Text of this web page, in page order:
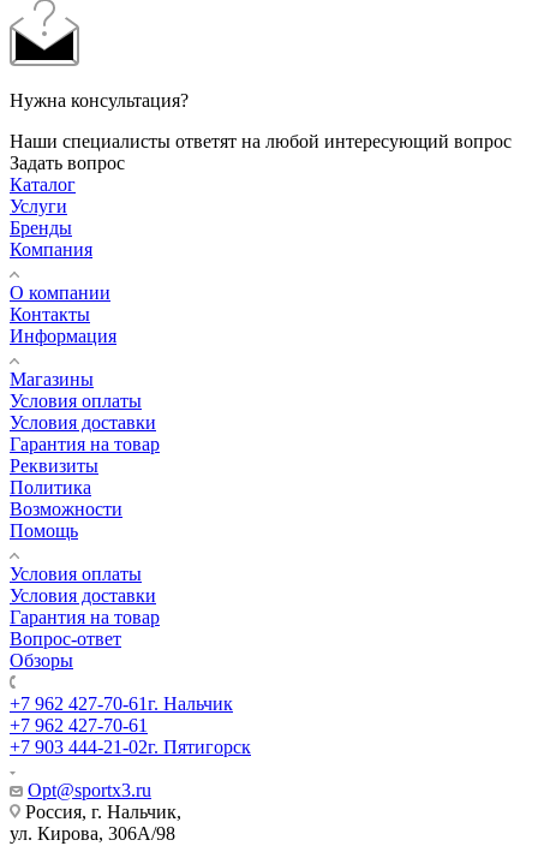
Нужна консультация?
Наши специалисты ответят на любой интересующий вопрос
Задать вопрос
Каталог
Услуги
Бренды
Компания
О компании
Контакты
Информация
Магазины
Условия оплаты
Условия доставки
Гарантия на товар
Реквизиты
Политика
Возможности
Помощь
Условия оплаты
Условия доставки
Гарантия на товар
Вопрос-ответ
Обзоры
+7 962 427-70-61г. Нальчик
+7 962 427-70-61
+7 903 444-21-02г. Пятигорск
Opt@sportx3.ru
Россия, г. Нальчик,
ул. Кирова, 306А/98